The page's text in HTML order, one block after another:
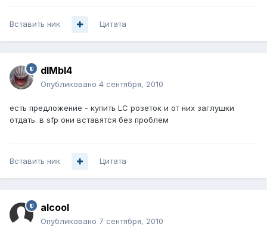
Вставить ник Цитата
dIMbI4
Опубликовано 4 сентября, 2010
есть предложение - купить LC розеток и от них заглушки
отдать. в sfp они вставятся без проблем
Вставить ник Цитата
alcool
Опубликовано 7 сентября, 2010